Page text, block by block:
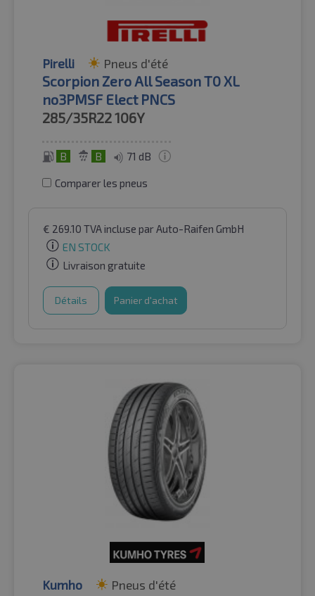
Pirelli Pneus d'été
Scorpion Zero All Season T0 XL
no3PMSF Elect PNCS
285/35R22106Y
B B 71 dB
Comparer les pneus
€ 269.10 TVA incluse par Auto-Raifen GmbH
EN STOCK
Livraison gratuite
Détails Panier d'achat
Kumho Pneus d'été